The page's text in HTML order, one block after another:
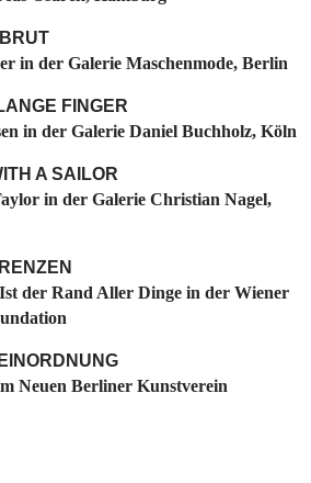
in der Galerie Maschenmode, Berlin
FINGER
in der Galerie Daniel Buchholz, Köln
A SAILOR
in der Galerie Christian Nagel,
der Rand Aller Dinge in der Wiener
Neuen Berliner Kunstverein